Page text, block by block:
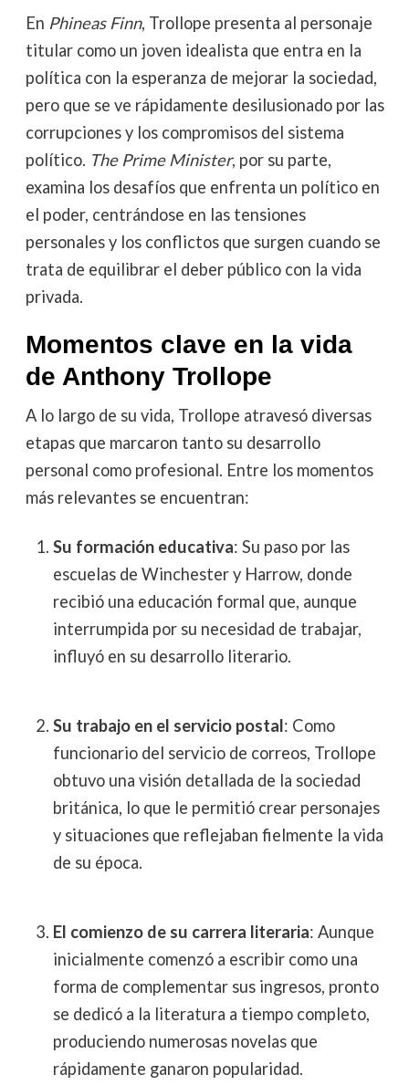
En Phineas Finn, Trollope presenta al personaje
titular como un joven idealista que entra en la
política con la esperanza de mejorar la sociedad,
pero que se ve rápidamente desilusionado por las
corrupciones y los compromisos del sistema
político. The Prime Minister, por su parte,
examina los desafíos que enfrenta un político en
el poder, centrándose en las tensiones
personales y los conflictos que surgen cuando se
trata de equilibrar el deber público con la vida
privada.
Momentos clave en la vida
de Anthony Trollope
A lo largo de su vida, Trollope atravesó diversas
etapas que marcaron tanto su desarrollo
personal como profesional. Entre los momentos
más relevantes se encuentran:
Su formación educativa: Su paso por las
escuelas de Winchester y Harrow, donde
recibió una educación formal que, aunque
interrumpida por su necesidad de trabajar,
influyó en su desarrollo literario.
Su trabajo en el servicio postal: Como
funcionario del servicio de correos, Trollope
obtuvo una visión detallada de la sociedad
británica, lo que le permitió crear personajes
y situaciones que reflejaban fielmente la vida
de su época.
El comienzo de su carrera literaria: Aunque
inicialmente comenzó a escribir como una
forma de complementar sus ingresos, pronto
se dedicó a la literatura a tiempo completo,
produciendo numerosas novelas que
rápidamente ganaron popularidad.